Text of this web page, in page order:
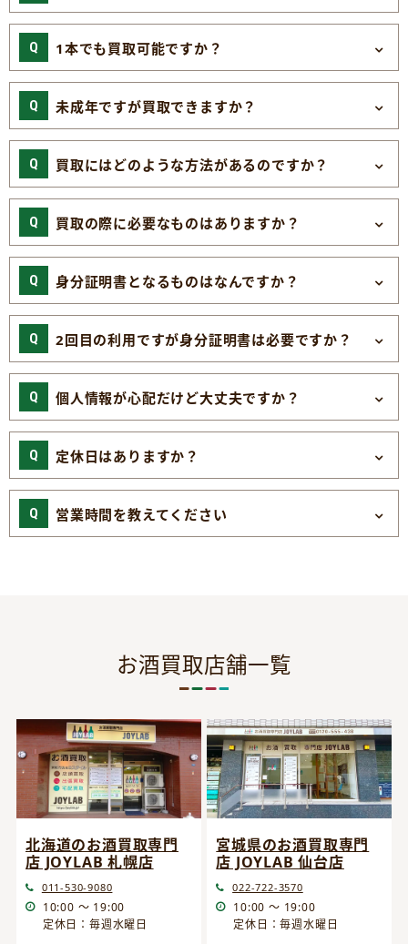
1本でも買取可能ですか？
未成年ですが買取できますか？
買取にはどのような方法があるのですか？
買取の際に必要なものはありますか？
身分証明書となるものはなんですか？
2回目の利用ですが身分証明書は必要ですか？
個人情報が心配だけど大丈夫ですか？
定休日はありますか？
営業時間を教えてください
お酒買取店舗一覧
北海道のお酒買取専門
店 JOYLAB 札幌店
011-530-9080
10:00 ～ 19:00
定休日：毎週水曜日
宮城県のお酒買取専門
店 JOYLAB 仙台店
022-722-3570
10:00 ～ 19:00
定休日：毎週水曜日